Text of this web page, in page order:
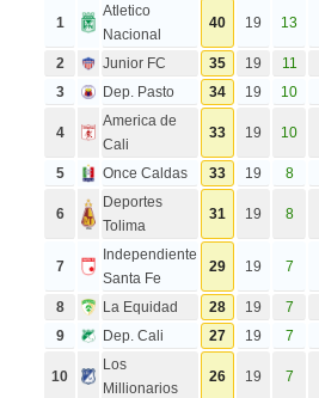
1
Atletico
Nacional
40 19 13
2 Junior FC 35 19 11
3
Dep. Pasto 34 19 10
4
America de
Cali
33 19 10
5 Once Caldas 33 19 8
6
Deportes
Tolima
31 19 8
7
Independiente
Santa Fe
29 19 7
8 La Equidad 28 19 7
9
Dep. Cali 27 19 7
10
Los
Millionarios
26 19 7